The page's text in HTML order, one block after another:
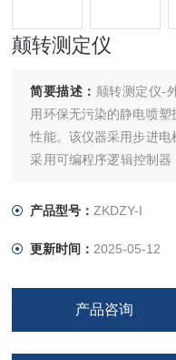
颠转测定仪
简要描述： 颠转测定仪-
用环保无污染的静电喷
性能。该仪器采用步进电
采用可编程序逻辑控制器
业产品测试效率。
产品型号：ZKDZY-I
更新时间： 2025-05-12
产品咨询